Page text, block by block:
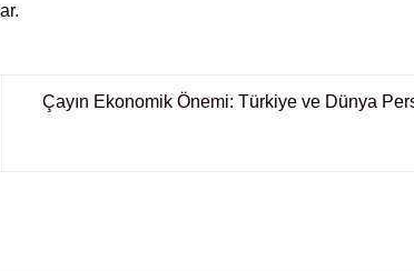
Çayın Ekonomik Önemi: Türkiye ve Dünya